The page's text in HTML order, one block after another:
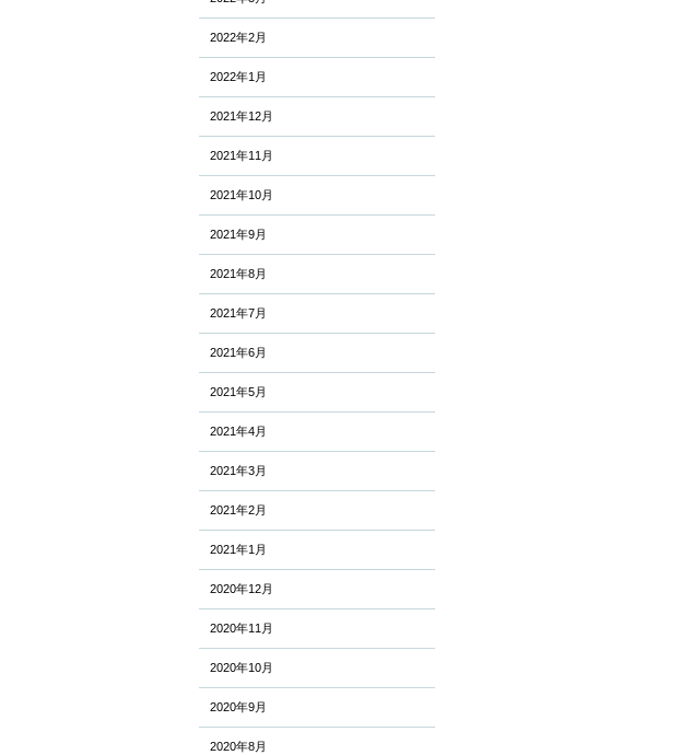
2022年2月
2022年1月
2021年12月
2021年11月
2021年10月
2021年9月
2021年8月
2021年7月
2021年6月
2021年5月
2021年4月
2021年3月
2021年2月
2021年1月
2020年12月
2020年11月
2020年10月
2020年9月
2020年8月